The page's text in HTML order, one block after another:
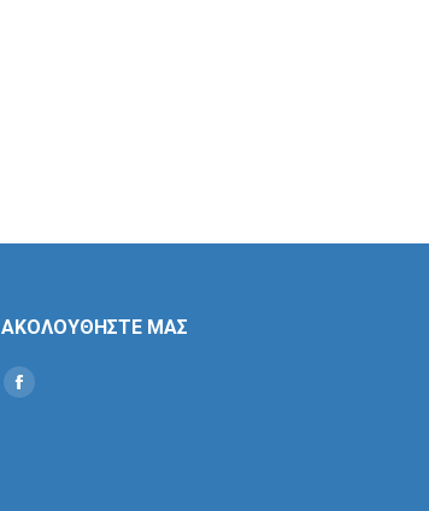
ΑΚΟΛΟΥΘΗΣΤΕ ΜΑΣ
Find us on:
Social